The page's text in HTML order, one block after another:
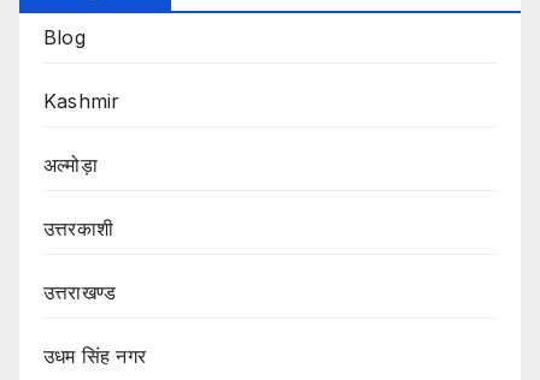
Blog
Kashmir
अल्मोड़ा
उत्तरकाशी
उत्तराखण्ड
उधम सिंह नगर